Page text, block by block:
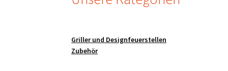
Griller und Designfeuerstellen
Zubehör